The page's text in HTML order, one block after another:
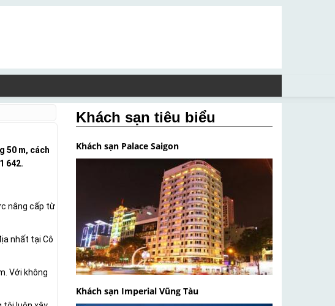
50 m, cách
642.
nâng cấp từ
nhất tại Cô
Với không
Khách sạn tiêu biểu
Khách sạn Palace Saigon
Khách sạn Imperial Vũng Tàu